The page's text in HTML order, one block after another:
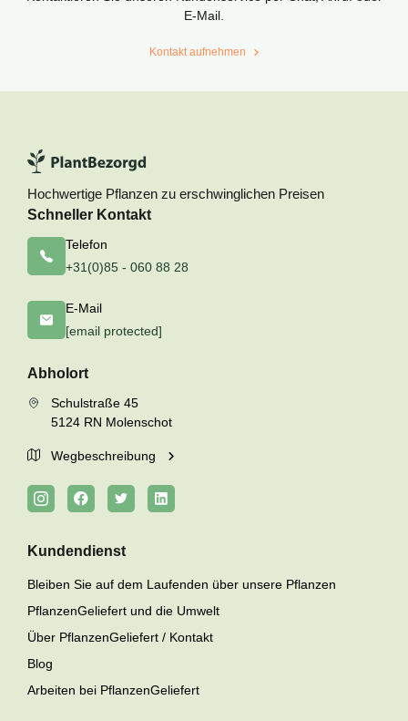
E-Mail.
Kontakt aufnehmen
Hochwertige Pflanzen zu erschwinglichen Preisen
Schneller Kontakt
Telefon
+31(0)85 - 060 88 28
E-Mail
[email protected]
Abholort
Schulstraße 45
5124 RN Molenschot
Wegbeschreibung
Kundendienst
Bleiben Sie auf dem Laufenden über unsere Pflanzen
PflanzenGeliefert und die Umwelt
Über PflanzenGeliefert / Kontakt
Blog
Arbeiten bei PflanzenGeliefert